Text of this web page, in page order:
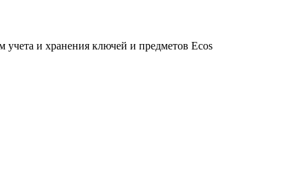
учета и хранения ключей и предметов Ecos